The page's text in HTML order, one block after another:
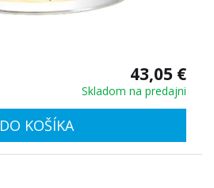
43,05 €
Skladom na predajni
DO KOŠÍKA